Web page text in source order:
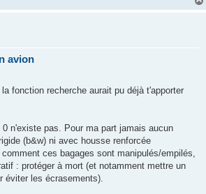
avion
fonction recherche aurait pu déjà t'apporter
n'existe pas. Pour ma part jamais aucun
(b&w) ni avec housse renforcée
ces bagages sont manipulés/empilés,
: protéger à mort (et notamment mettre un
éviter les écrasements).